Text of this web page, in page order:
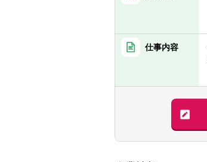
仕事内容